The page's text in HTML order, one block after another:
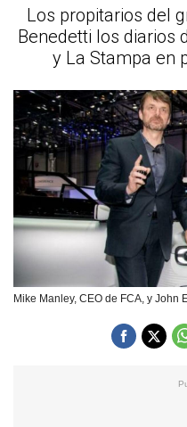
Los propitarios del
Benedetti los diarios
y La Stampa en
Mike Manley, CEO de FCA, y John